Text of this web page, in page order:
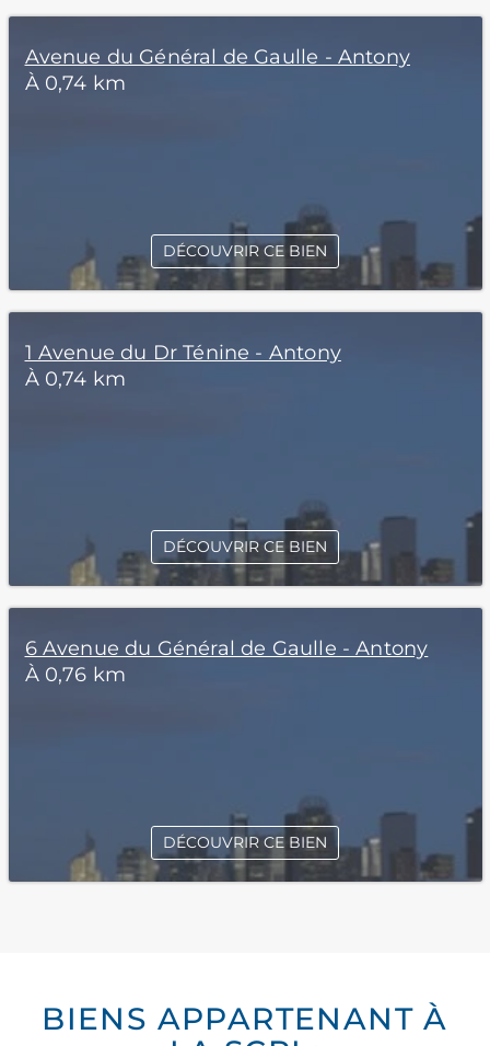
Avenue du Général de Gaulle - Antony
À 0,74 km
DÉCOUVRIR CE BIEN
1 Avenue du Dr Ténine - Antony
À 0,74 km
DÉCOUVRIR CE BIEN
6 Avenue du Général de Gaulle - Antony
À 0,76 km
DÉCOUVRIR CE BIEN
BIENS APPARTENANT À